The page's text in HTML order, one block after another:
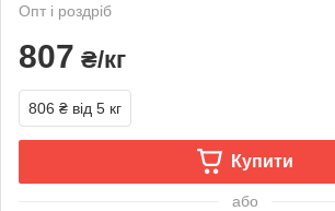
Опт і роздріб
807 ₴/кг
806 ₴ від 5 кг
Купити
або